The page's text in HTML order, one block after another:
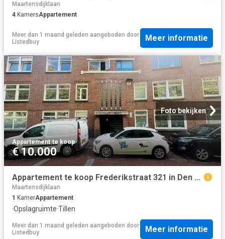
Maartensdijklaan
4 KamersAppartement
Meer dan 1 maand geleden aangeboden door
Listedbuy
Meer informatie
Foto bekijken
Appartement·te koop
€ 10.000
Appartement te koop Frederikstraat 321 in Den Haag voor € 290.
Maartensdijklaan
1 KamerAppartement
·Opslagruimte·Tillen
Meer dan 1 maand geleden aangeboden door
Listedbuy
Meer informatie